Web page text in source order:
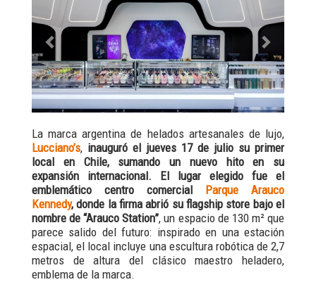
La marca argentina de helados artesanales de lujo,
Lucciano’s, inauguró el jueves 17 de julio su primer
local en Chile, sumando un nuevo hito en su
expansión internacional. El lugar elegido fue el
emblemático centro comercial Parque Arauco
Kennedy, donde la firma abrió su flagship store bajo el
nombre de “Arauco Station”, un espacio de 130 m² que
parece salido del futuro: inspirado en una estación
espacial, el local incluye una escultura robótica de 2,7
metros de altura del clásico maestro heladero,
emblema de la marca.